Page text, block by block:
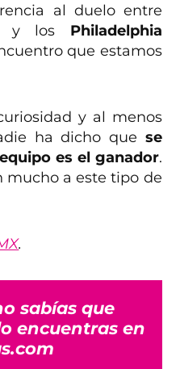
al duelo entre
y los Philadelphia
que estamos
y al menos
ha dicho que se
es el ganador.
mucho a este tipo de
.
sabías que
encuentras en